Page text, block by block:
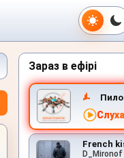
Зараз в ефірі
French
D_Mironof